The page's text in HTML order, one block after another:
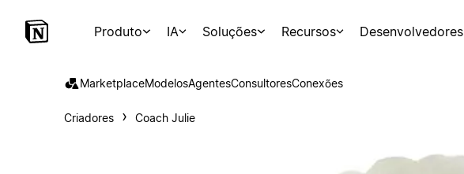
Produto IA Soluções Recursos Desenvolvedores
MarketplaceModelosAgentesConsultoresConexões
Criadores Coach Julie